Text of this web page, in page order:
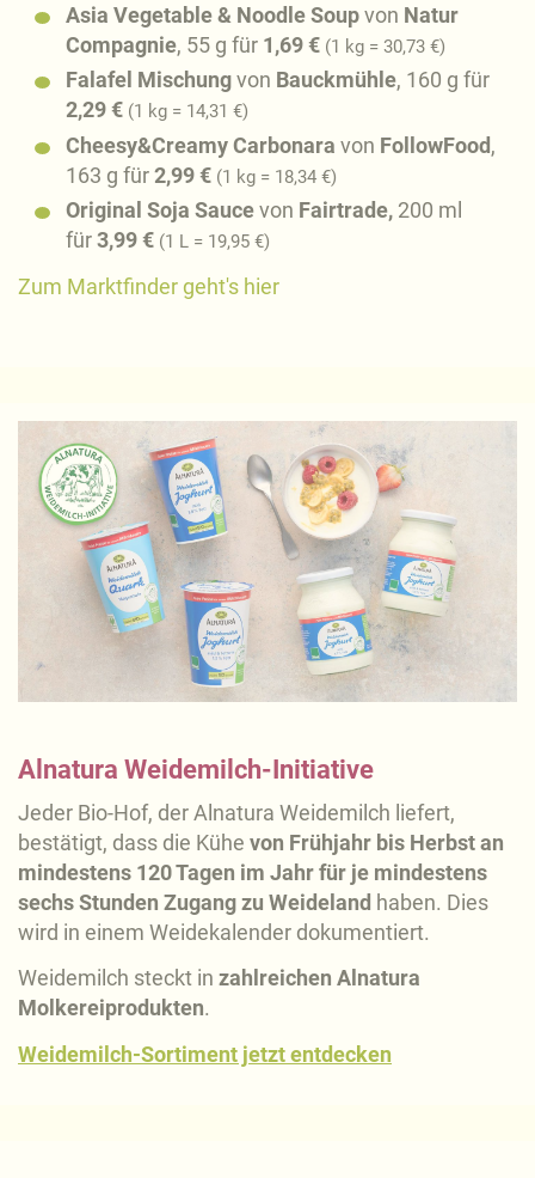
Asia Vegetable & Noodle Soupvon Natur
Compagnie, 55 g für 1,69 € (1 kg = 30,73 €)
Falafel Mischungvon Bauckmühle, 160 g für
2,29€ (1 kg = 14,31 €)
Cheesy&Creamy Carbonara von FollowFood,
163 g für2,99€ (1 kg = 18,34 €)
Original Soja Saucevon Fairtrade, 200 ml
für3,99 € (1 L = 19,95 €)
Zum Marktfinder geht's hier
Alnatura Weidemilch-Initiative
Jeder Bio-Hof, der Alnatura Weidemilch liefert,
bestätigt, dass die Kühe von Frühjahr bis Herbst an
mindestens 120 Tagen im Jahr für je mindestens
sechs Stunden Zugang zu Weideland haben. Dies
wird in einem Weidekalender dokumentiert.
Weidemilch steckt in zahlreichen Alnatura
Molkereiprodukten.
Weidemilch-Sortiment jetzt entdecken